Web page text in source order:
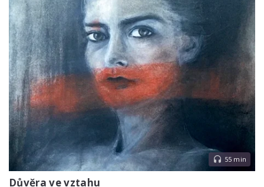
55 min
Důvěra ve vztahu